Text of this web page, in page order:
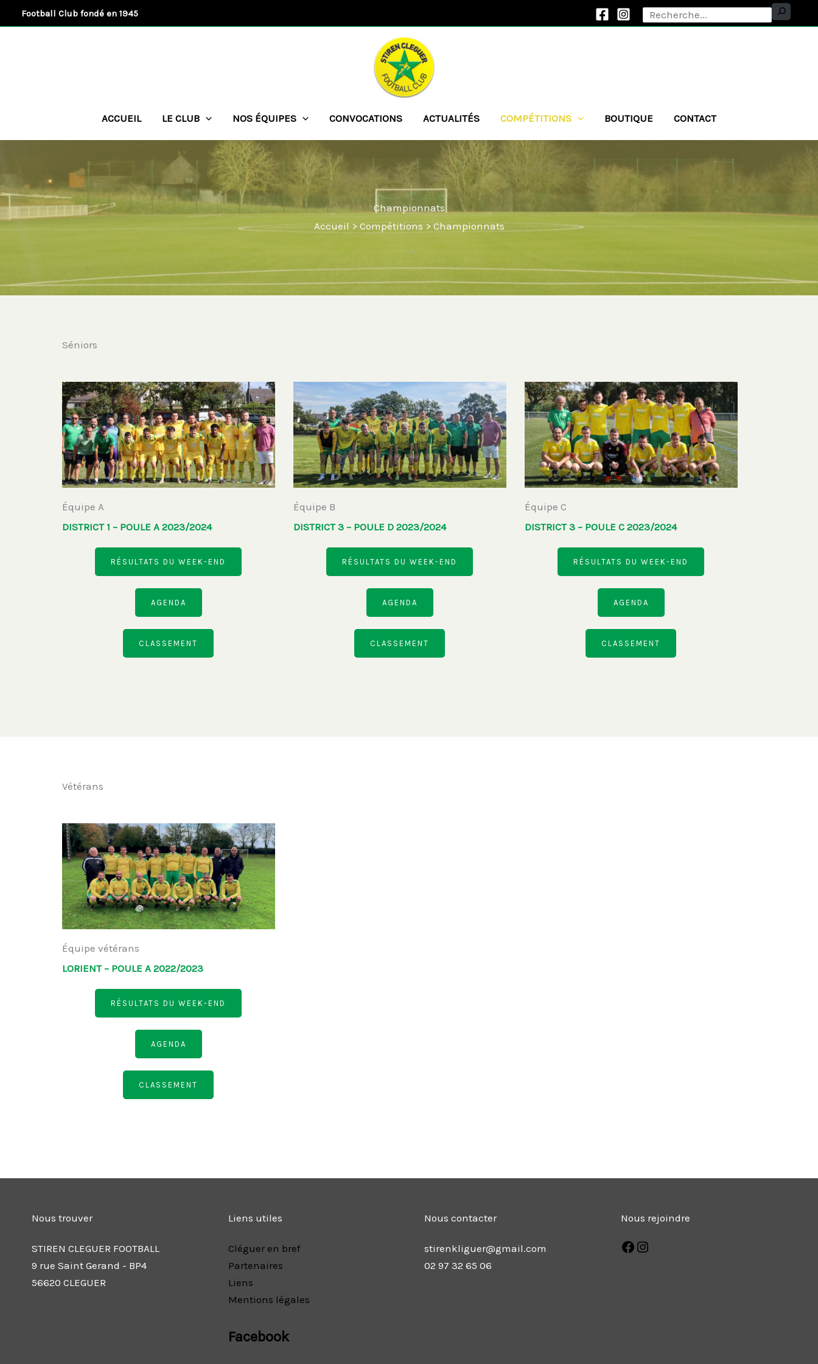
au
Football Club fondé en 1945 Rechercher
ACCUEIL LE CLUB NOS ÉQUIPES CONVOCATIONS ACTUALITÉS COMPÉTITIONS BOUTIQUE CONTACT
Championnats
Accueil > Compétitions > Championnats
Séniors
Équipe A
DISTRICT 1 – POULE A 2023/2024
RÉSULTATS DU WEEK-END
AGENDA
CLASSEMENT
Équipe B
DISTRICT 3 – POULE D 2023/2024
RÉSULTATS DU WEEK-END
AGENDA
CLASSEMENT
Équipe C
DISTRICT 3 – POULE C 2023/2024
RÉSULTATS DU WEEK-END
AGENDA
CLASSEMENT
Vétérans
Équipe vétérans
LORIENT – POULE A 2022/2023
RÉSULTATS DU WEEK-END
AGENDA
CLASSEMENT
Nous trouver
STIREN CLEGUER FOOTBALL
9 rue Saint Gerand - BP4
56620 CLEGUER
Liens utiles
Cléguer en bref
Partenaires
Liens
Mentions légales
Facebook
Nous contacter
stirenkliguer@gmail.com
02 97 32 65 06
Nous rejoindre
Facebook
Instagram